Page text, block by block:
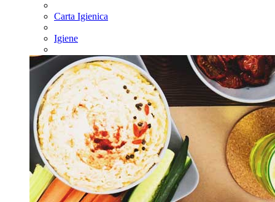
Carta Igienica
Igiene